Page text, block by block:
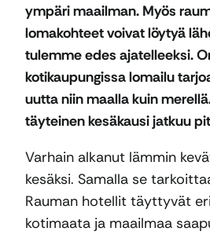
ympäri maailman. Myös
lomakohteet voivat löytyä
tulemme edes ajatelleeksi.
kotikaupungissa lomailu
uutta niin maalla kuin
täyteinen kesäkausi jatkuu
Varhain alkanut lämmin
kesäksi. Samalla se
Rauman hotellit täyttyvät
kotimaata ja maailmaa